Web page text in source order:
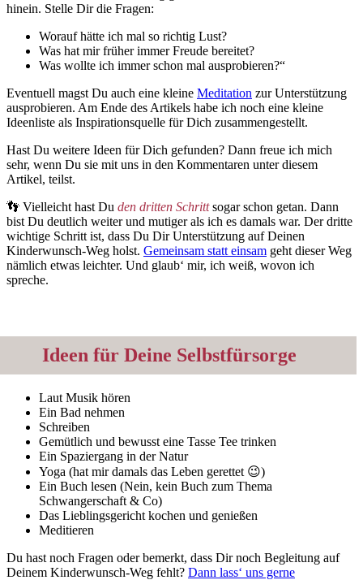
hinein. Stelle Dir die Fragen:
Worauf hätte ich mal so richtig Lust?
Was hat mir früher immer Freude bereitet?
Was wollte ich immer schon mal ausprobieren?“
Eventuell magst Du auch eine kleine Meditation zur Unterstützung
ausprobieren. Am Ende des Artikels habe ich noch eine kleine
Ideenliste als Inspirationsquelle für Dich zusammengestellt.
Hast Du weitere Ideen für Dich gefunden? Dann freue ich mich
sehr, wenn Du sie mit uns in den Kommentaren unter diesem
Artikel, teilst.
👣 Vielleicht hast Du den dritten Schrittsogar schon getan. Dann
bist Du deutlich weiter und mutiger als ich es damals war. Der dritte
wichtige Schritt ist, dass Du Dir Unterstützung auf Deinen
Kinderwunsch-Weg holst. Gemeinsam statt einsam geht dieser Weg
nämlich etwas leichter. Und glaub‘ mir, ich weiß, wovon ich
spreche.
Ideen für Deine Selbstfürsorge
Laut Musik hören
Ein Bad nehmen
Schreiben
Gemütlich und bewusst eine Tasse Tee trinken
Ein Spaziergang in der Natur
Yoga (hat mir damals das Leben gerettet 😉)
Ein Buch lesen (Nein, kein Buch zum Thema
Schwangerschaft & Co)
Das Lieblingsgericht kochen und genießen
Meditieren
Du hast noch Fragen oder bemerkt, dass Dir noch Begleitung auf
Deinem Kinderwunsch-Weg fehlt? Dann lass‘ uns gerne